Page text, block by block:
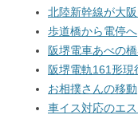
北陸新幹線が大
歩道橋から電停へ
阪堺電車あべの
阪堺電軌161形現
お相撲さんの移動
車イス対応のエ